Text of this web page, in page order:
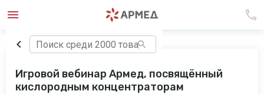
Игровой вебинар Армед, посвящённый
кислородным концентраторам